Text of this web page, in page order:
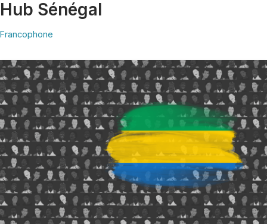
Hub Sénégal
Francophone